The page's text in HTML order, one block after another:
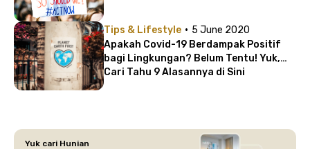
Tips & Lifestyle · 5 June 2020
Apakah Covid-19 Berdampak Positif
bagi Lingkungan? Belum Tentu! Yuk,
Cari Tahu 9 Alasannya di Sini
Yuk cari Hunian